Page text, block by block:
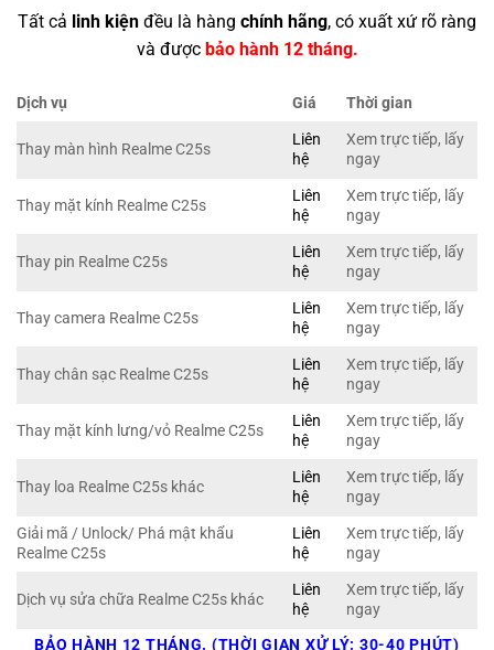
Tất cả linh kiện đều là hàng chính hãng, có xuất xứ rõ ràng
và được bảo hành 12 tháng.
Dịch vụ Giá Thời gian
Thay màn hình Realme C25s
Liên
hệ
Xem trực tiếp, lấy
ngay
Thay mặt kính Realme C25s
Liên
hệ
Xem trực tiếp, lấy
ngay
Thay pin Realme C25s
Liên
hệ
Xem trực tiếp, lấy
ngay
Thay camera Realme C25s
Liên
hệ
Xem trực tiếp, lấy
ngay
Thay chân sạc Realme C25s
Liên
hệ
Xem trực tiếp, lấy
ngay
Thay mặt kính lưng/vỏ Realme C25s
Liên
hệ
Xem trực tiếp, lấy
ngay
Thay loa Realme C25s khác
Liên
hệ
Xem trực tiếp, lấy
ngay
Giải mã / Unlock/ Phá mật khẩu
Realme C25s
Liên
hệ
Xem trực tiếp, lấy
ngay
Dịch vụ sửa chữa Realme C25s khác
Liên
hệ
Xem trực tiếp, lấy
ngay
BẢO HÀNH 12 THÁNG. (THỜI GIAN XỬ LÝ: 30-40 PHÚT)